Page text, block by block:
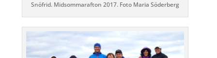
Snöfrid. Midsommarafton 2017. Foto Maria Söderberg